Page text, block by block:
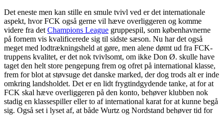
Det eneste men kan stille en smule tvivl ved er det internationale
aspekt, hvor FCK også gerne vil hæve overliggeren og komme
videre fra det Champions League gruppespil, som københavnerne
på fornem vis kvalificerede sig til sidste sæson. Nu har det også
meget med lodtrækningsheld at gøre, men alene dømt ud fra FCK-
truppens kvalitet, er det nok tvivlsomt, om ikke Don Ø. skulle have
taget den helt store pengepung frem og ofret på international klasse,
frem for blot at støvsuge det danske marked, der dog trods alt er inde
omkring landsholdet. Det er en lidt frygtindgydende tanke, at for at
FCK skal hæve overliggeren på den konto, behøver klubben nok
stadig en klassespiller eller to af international karat for at kunne begå
sig. Også set i lyset af, at både Wurtz og Nordstand behøver tid for